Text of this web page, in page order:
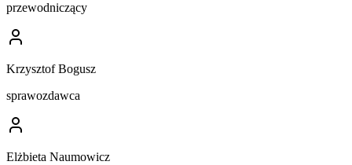
przewodniczący
Krzysztof Bogusz
sprawozdawca
Elżbieta Naumowicz